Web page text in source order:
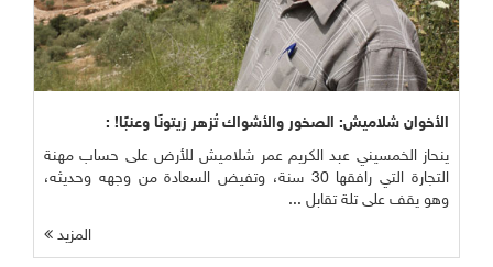
الأخوان شلاميش: الصخور والأشواك تُزهر زيتونًا وعنبًا! :
ينحاز الخمسيني عبد الكريم عمر شلاميش للأرض على حساب مهنة
التجارة التي رافقها 30 سنة، وتفيض السعادة من وجهه وحديثه،
وهو يقف على تلة تقابل ...
المزيد